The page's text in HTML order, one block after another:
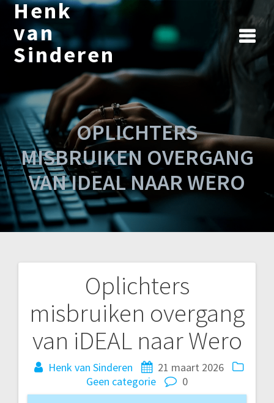
inhoud
Henk
van
Sinderen
OPLICHTERS
MISBRUIKEN OVERGANG
VAN IDEAL NAAR WERO
Oplichters
misbruiken overgang
van iDEAL naar Wero
Henk van Sinderen
21 maart 2026
Geen categorie
0
Bericht
navigatie